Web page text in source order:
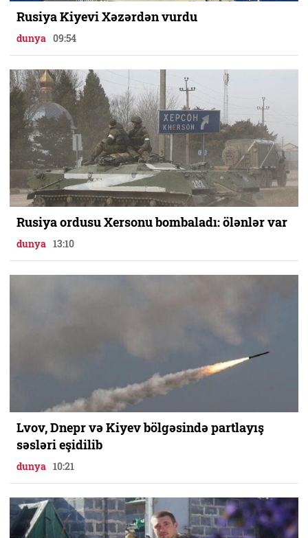
Rusiya Kiyevi Xəzərdən vurdu
dunya 09:54
Rusiya ordusu Xersonu bombaladı: ölənlər var
dunya 13:10
Lvov, Dnepr və Kiyev bölgəsində partlayış
səsləri eşidilib
dunya 10:21